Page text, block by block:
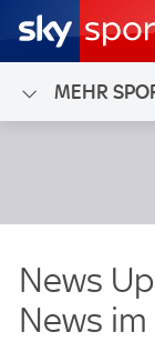
MEHR
News
News